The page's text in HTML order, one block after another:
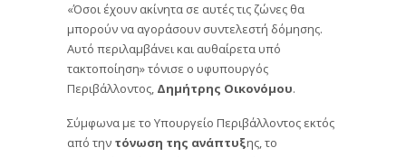
«Όσοι έχουν ακίνητα σε αυτές τις ζώνες θα
μπορούν να αγοράσουν συντελεστή δόμησης.
Αυτό περιλαμβάνει και αυθαίρετα υπό
τακτοποίηση» τόνισε ο υφυπουργός
Περιβάλλοντος, Δημήτρης Οικονόμου.
Σύμφωνα με το Υπουργείο Περιβάλλοντος εκτός
από την τόνωση της ανάπτυξης, το